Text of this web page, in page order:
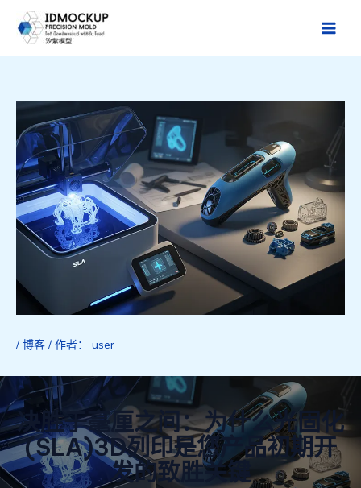
Main
/ 博客 / 作者： user
决胜于毫厘之间：为什么光固化
(SLA)3D列印是您产品初期开
发的致胜关键